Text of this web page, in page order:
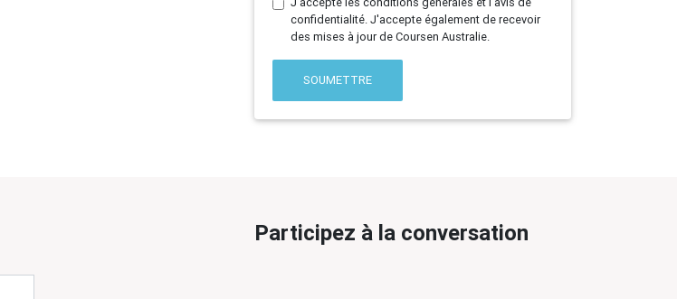
confidentialité. J'accepte également de recevoir
des mises à jour de Coursen Australie.
SOUMETTRE
Participez à la conversation